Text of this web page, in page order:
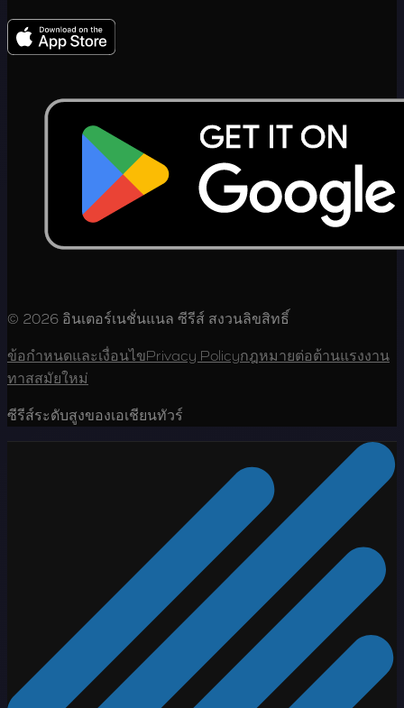
© 2026 อินเตอร์เนชั่นแนล ซีรีส์ สงวนลิขสิทธิ์
ข้อกำหนดและเงื่อนไขPrivacy Policyกฎหมายต่อต้านแรงงาน
ทาสสมัยใหม่
ซีรีส์ระดับสูงของเอเชียนทัวร์